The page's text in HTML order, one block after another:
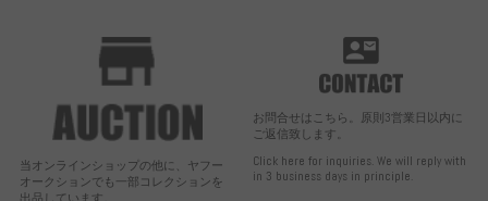
当オンラインショップの他に、ヤフー
オークションでも一部コレクションを
出品しています。
お問合せはこちら。原則3営業日以内に
ご返信致します。
Click here for inquiries. We will reply with
in 3 business days in principle.